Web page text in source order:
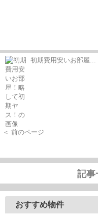
初期費用安いお部屋...
＜ 前のページ
記事
おすすめ物件